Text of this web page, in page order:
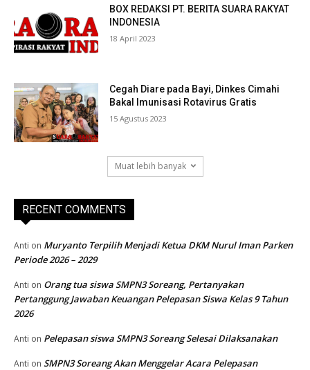
BOX REDAKSI PT. BERITA SUARA RAKYAT
INDONESIA
18 April 2023
Cegah Diare pada Bayi, Dinkes Cimahi
Bakal Imunisasi Rotavirus Gratis
15 Agustus 2023
Muat lebih banyak
RECENT COMMENTS
Anti on Muryanto Terpilih Menjadi Ketua DKM Nurul Iman Parken
Periode 2026 – 2029
Anti on Orang tua siswa SMPN3 Soreang, Pertanyakan
Pertanggung Jawaban Keuangan Pelepasan Siswa Kelas 9 Tahun
2026
Anti on Pelepasan siswa SMPN3 Soreang Selesai Dilaksanakan
Anti on SMPN3 Soreang Akan Menggelar Acara Pelepasan